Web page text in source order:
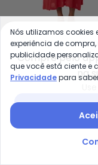
Vestido Mídi Evasê
(Vermelho)
MALWEE
R$ 127,60R$ 319,00
ou4xdeR$ 31,90
-54%
Compre pelo
na
Nós utilizamos
experiência de
publicidade
que você está ciente
Privacidadepara